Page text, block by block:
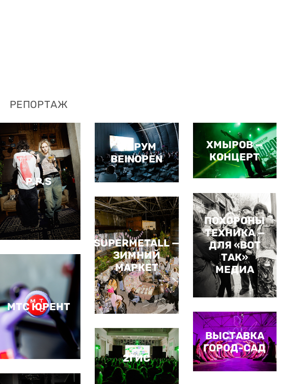
РЕПОРТАЖ
P.P.S
ФОРУМ
BEINOPEN
ХМЫРОВ —
КОНЦЕРТ
ПОХОРОНЫ
ТЕХНИКА —
ДЛЯ «ВОТ
ТАК»
МЕДИА
SUPERMETALL —
ЗИМНИЙ
МАРКЕТ
МТС ЮРЕНТ
ВЫСТАВКА
ГОРОД-САД
2ГИС